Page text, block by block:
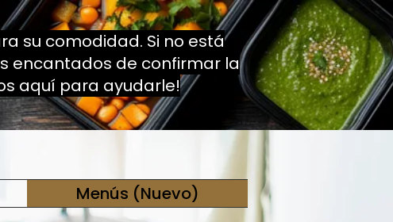
su comodidad. Si no está
encantados de confirmar la
aquí para ayudarle!
Menús (Nuevo)